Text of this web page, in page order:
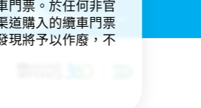
重要通知：(4)
門票。於任何非官
道購入的纜車門票
現將予以作廢，不